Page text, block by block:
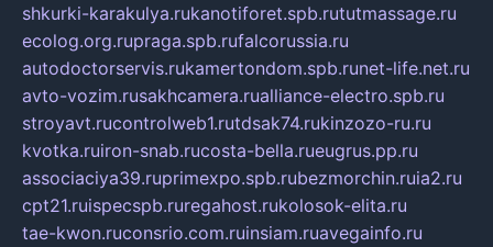
shkurki-karakulya.rukanotiforet.spb.rututmassage.ru
ecolog.org.rupraga.spb.rufalcorussia.ru
autodoctorservis.rukamertondom.spb.runet-life.net.ru
avto-vozim.rusakhcamera.rualliance-electro.spb.ru
stroyavt.rucontrolweb1.rutdsak74.rukinzozo-ru.ru
kvotka.ruiron-snab.rucosta-bella.rueugrus.pp.ru
associaciya39.ruprimexpo.spb.rubezmorchin.ruia2.ru
cpt21.ruispecspb.ruregahost.rukolosok-elita.ru
tae-kwon.ruconsrio.com.ruinsiam.ruavegainfo.ru